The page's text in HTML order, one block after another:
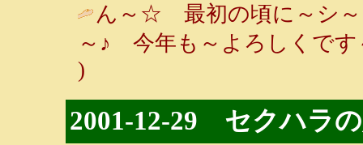
ん～☆ 最初の頃に～シ
～♪ 今年も～よろしくで
)
2001-12-29 セクハラ